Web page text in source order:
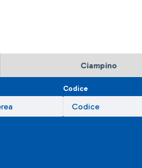
Ciampino
Codice